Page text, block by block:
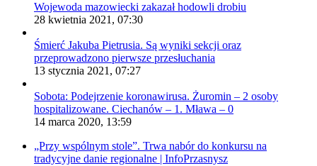
Wojewoda mazowiecki zakazał hodowli drobiu
28 kwietnia 2021, 07:30
Śmierć Jakuba Pietrusia. Są wyniki sekcji oraz
przeprowadzono pierwsze przesłuchania
13 stycznia 2021, 07:27
Sobota: Podejrzenie koronawirusa. Żuromin – 2 osoby
hospitalizowane. Ciechanów – 1. Mława – 0
14 marca 2020, 13:59
„Przy wspólnym stole”. Trwa nabór do konkursu na
tradycyjne danie regionalne | InfoPrzasnysz